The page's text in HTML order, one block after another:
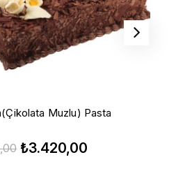
Muzlu) Pasta
₺3.420,00